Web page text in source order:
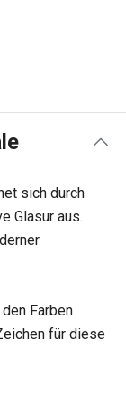
sich durch
Glasur aus.
Farben
für diese